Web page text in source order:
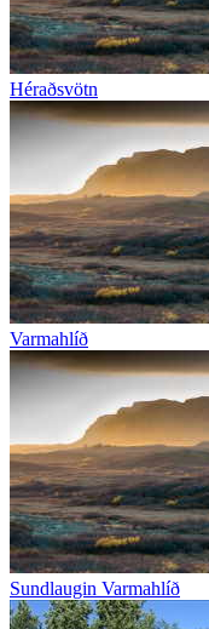
Héraðsvötn
Varmahlíð
Sundlaugin Varmahlíð